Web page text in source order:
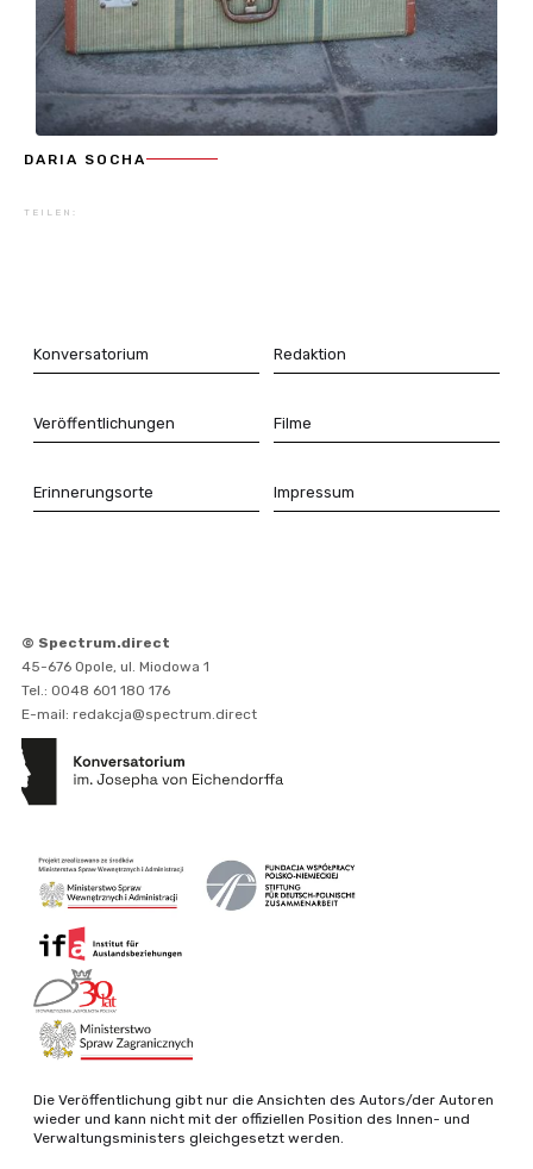
DARIA SOCHA
TEILEN:
Konversatorium Redaktion
Veröffentlichungen Filme
Erinnerungsorte Impressum
© Spectrum.direct
45-676 Opole, ul. Miodowa 1
Tel.: 0048 601 180 176
E-mail: redakcja@spectrum.direct
Die Veröffentlichung gibt nur die Ansichten des Autors/der Autoren
wieder und kann nicht mit der offiziellen Position des Innen- und
Verwaltungsministers gleichgesetzt werden.